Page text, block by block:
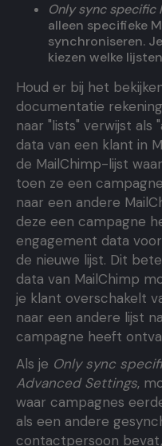
Only sync specific
alleen specifieke
synchroniseren.
kiezen welke
Houd er bij het
documentatie
naar "lists" verwijst als
data van een klant in
de MailChimp-lijst
toen ze een
naar een andere
deze een campagne
engagement data
de nieuwe lijst. Dit
data van MailChimp
je klant overschakelt
naar een andere lijst
campagne heeft
Als je Only sync
Advanced Settings,
waar campagnes
als een andere
contactpersoon